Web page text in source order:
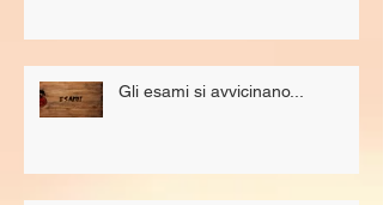
Gli esami si avvicinano...